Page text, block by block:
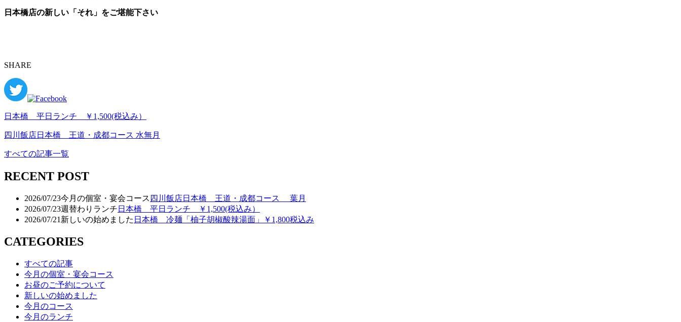
日本橋店の新しい「それ」をご堪能下さい
SHARE
日本橋 平日ランチ ￥1,500(税込み）
四川飯店日本橋 王道・成都コース 水無月
すべての記事一覧
RECENT POST
2026/07/23今月の個室・宴会コース 四川飯店日本橋 王道・成都コース 葉月
2026/07/23週替わりランチ 日本橋 平日ランチ ￥1,500(税込み）
2026/07/21 新しいの始めました 日本橋 冷麺「柚子胡椒酸辣湯面」￥1,800税込み
CATEGORIES
すべての記事
今月の個室・宴会コース
お昼のご予約について
新しいの始めました
今月のコース
今月のランチ